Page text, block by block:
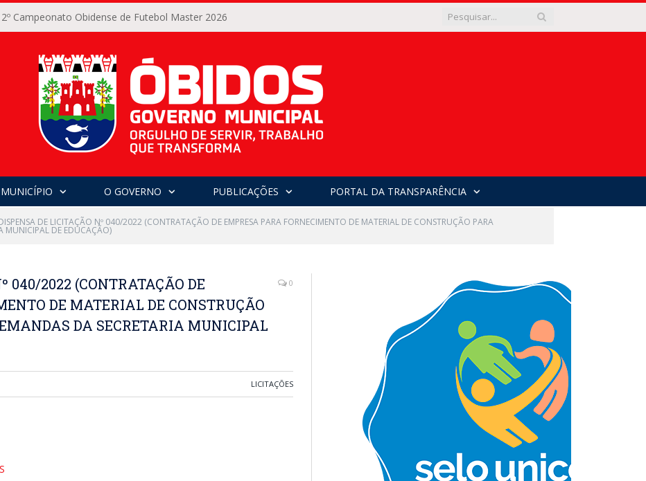
Campeonato Obidense de Futebol Master 2026
O GOVERNO PUBLICAÇÕES PORTAL DA TRANSPARÊNCIA
DE LICITAÇÃO Nº 040/2022 (CONTRATAÇÃO DE EMPRESA PARA FORNECIMENTO DE MATERIAL DE CONSTRUÇÃO PARA
MUNICIPAL DE EDUCAÇÃO)
040/2022 (CONTRATAÇÃO DE
DE MATERIAL DE CONSTRUÇÃO
DA SECRETARIA MUNICIPAL
0
LICITAÇÕES